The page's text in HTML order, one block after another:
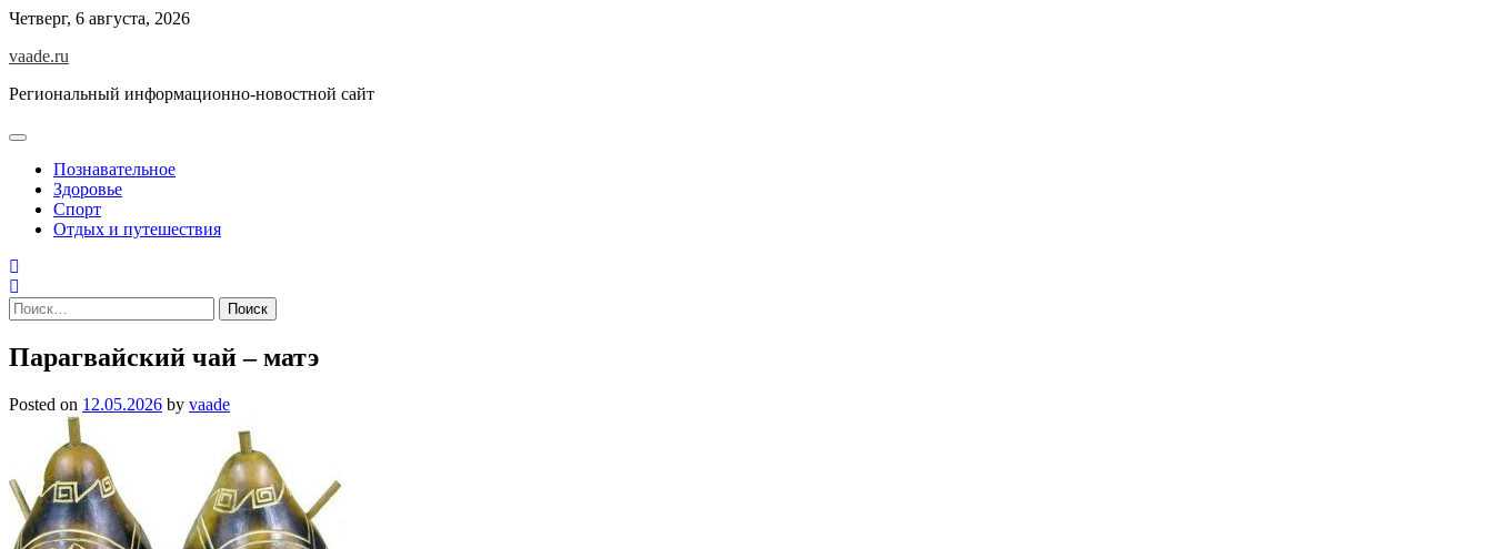
Skip
content
Четверг, 6 августа, 2026
vaade.ru
Региональный информационно-новостной сайт
Познавательное
Здоровье
Спорт
Отдых и путешествия
Найти:
Парагвайский чай – матэ
Posted on 12.05.2026 by vaade